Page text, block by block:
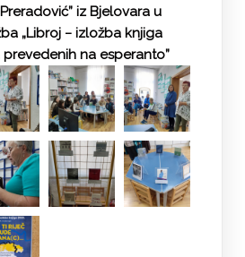
iz Bjelovara u
„Libroj − izložba knjiga
na esperanto”